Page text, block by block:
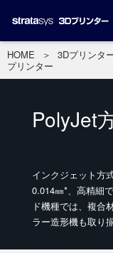
HOME ＞ 3Dプリンタ
プリンター
PolyJet
インクジェット方
0.014㎜*、高精細
ド機種では、複合
ラー造形機も取り